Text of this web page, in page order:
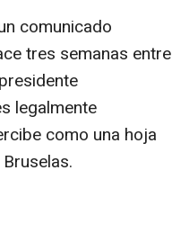
comunicado
tres semanas entre
legalmente
como una hoja